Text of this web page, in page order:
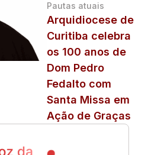
Pautas atuais
Arquidiocese de
Curitiba celebra
os 100 anos de
Dom Pedro
Fedalto com
Santa Missa em
Ação de Graças